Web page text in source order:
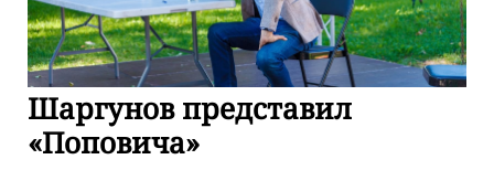
Шаргунов представил
«Поповича»